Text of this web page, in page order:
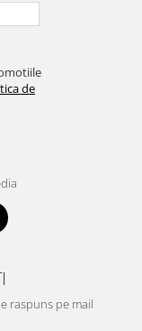
de
raspuns pe mail